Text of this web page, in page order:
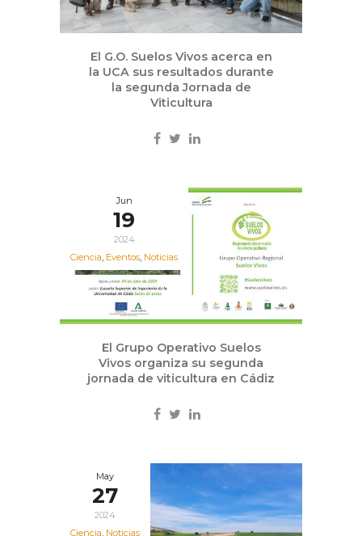
El G.O. Suelos Vivos acerca en
la UCA sus resultados durante
la segunda Jornada de
Viticultura
Jun
19
2024
Ciencia, Eventos, Noticias
El Grupo Operativo Suelos
Vivos organiza su segunda
jornada de viticultura en Cádiz
May
27
2024
Ciencia, Noticias